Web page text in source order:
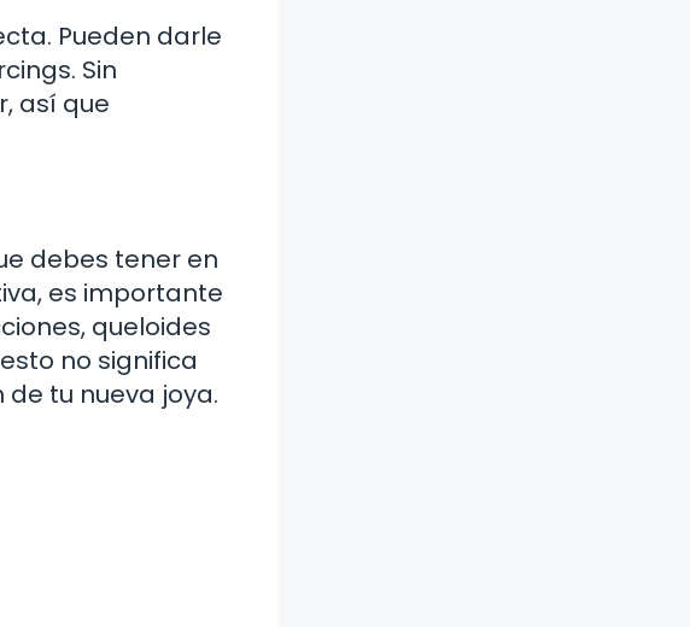
Pueden darle
Sin
así que
debes tener en
es importante
queloides
no significa
tu nueva joya.